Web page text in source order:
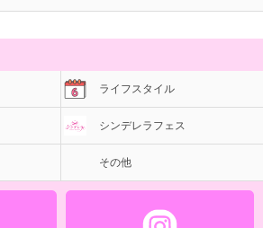
ライフスタイル
シンデレラフェス
その他